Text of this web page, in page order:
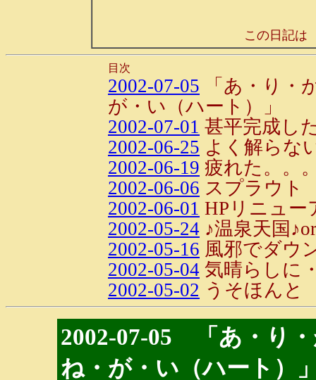
この日記は
目次
2002-07-05 「あ・り・
が・い（ハート）」
2002-07-01 甚平完成し
2002-06-25 よく解らな
2002-06-19 疲れた。。
2002-06-06 スプラウト
2002-06-01 HPリニュー
2002-05-24 ♪温泉天国
2002-05-16 風邪でダウ
2002-05-04 気晴らしに
2002-05-02 うそほんと
2002-07-05 「あ・り
ね・が・い（ハート）